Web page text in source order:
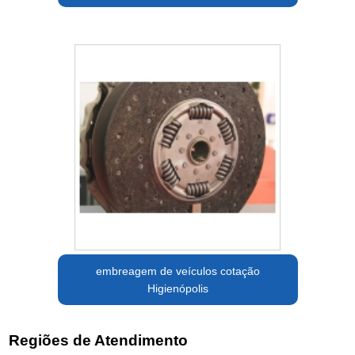
embreagem de veículos cotação
Higienópolis
Regiões de Atendimento